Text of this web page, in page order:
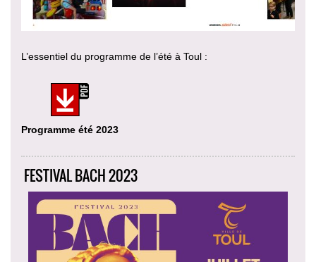
L’essentiel du programme de l’été à Toul :
Programme été 2023
FESTIVAL BACH 2023